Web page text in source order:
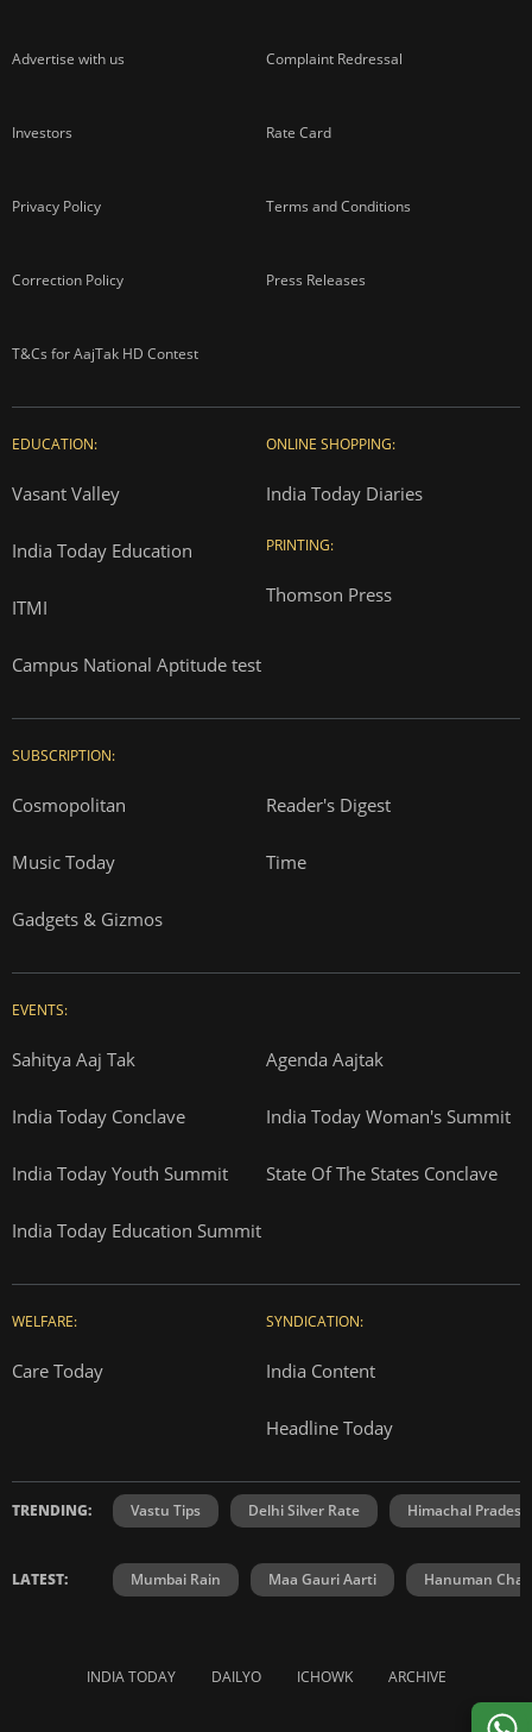
Advertise with us Complaint Redressal
Investors Rate Card
Privacy Policy Terms and Conditions
Correction Policy Press Releases
T&Cs for AajTak HD Contest
EDUCATION:
Vasant Valley
India Today Education
ITMI
Campus National Aptitude test
ONLINE SHOPPING:
India Today Diaries
PRINTING:
Thomson Press
SUBSCRIPTION:
Cosmopolitan Reader's Digest
Music Today Time
Gadgets & Gizmos
EVENTS:
Sahitya Aaj Tak Agenda Aajtak
India Today Conclave India Today Woman's Summit
India Today Youth Summit State Of The States Conclave
India Today Education Summit
WELFARE:
Care Today
SYNDICATION:
India Content
Headline Today
TRENDING: Vastu Tips Delhi Silver Rate Himachal
LATEST: Mumbai Rain Maa Gauri Aarti Hanuman
INDIA TODAY DAILYO ICHOWK ARCHIVE